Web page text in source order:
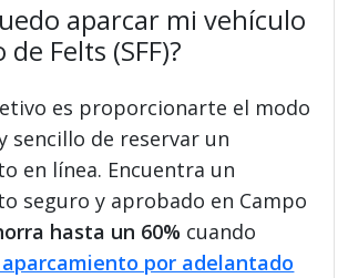
aparcar mi vehículo
Felts (SFF)?
es proporcionarte el modo
sencillo de reservar un
en línea. Encuentra un
seguro y aprobado en Campo
hasta un 60% cuando
por adelantado